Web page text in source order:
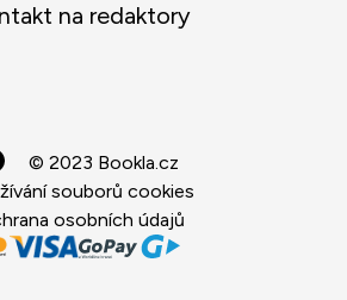
na redaktory
© 2023 Bookla.cz
souborů cookies
osobních údajů